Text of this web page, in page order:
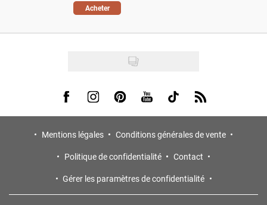
Acheter
Visit us on Facebook
Visit us on Instagram
Visit us on Pinterest
Visit us on Youtube
Visit us on Tiktok
Visit us on Rss
Mentions légales
Conditions générales de vente
Politique de confidentialité
Contact
Gérer les paramètres de confidentialité